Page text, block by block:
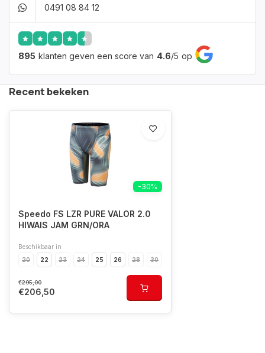
0491 08 84 12
895 klanten geven een score van 4.6/5 op
Recent bekeken
-30%
Speedo FS LZR PURE VALOR 2.0
HIWAIS JAM GRN/ORA
Beschikbaar in
20
22 23 24 25 26 28 30
€295,00
€206,50